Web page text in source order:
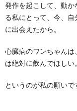
発作を起こして、動
る私にとって、今、
に出会えたから。
心臓病のワンちゃんは
は絶対に飲んでほしい。
というのが私の願いで